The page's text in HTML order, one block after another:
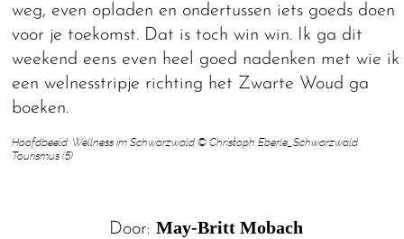
weg, even opladen en ondertussen iets goeds doen
voor je toekomst. Dat is toch win win. Ik ga dit
weekend eens even heel goed nadenken met wie ik
een welnesstripje richting het Zwarte Woud ga
boeken.
Hoofdbeeld: Wellness im Schwarzwald © Christoph Eberle_Schwarzwald
Tourismus (5)
Door: May-Britt Mobach